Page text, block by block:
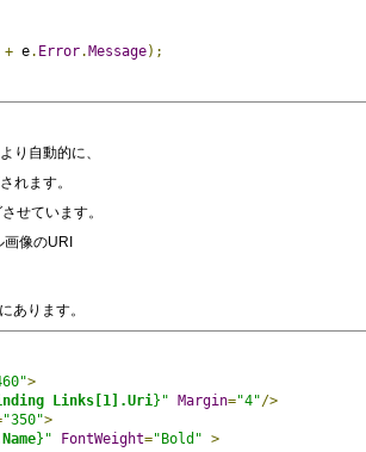
+ e. Error. Message);
り自動的に、
れます。
せています。
像のURI
にあります。
>
Links[1].Uri}" Margin="4"/>
"350">
}" FontWeight="Bold" >